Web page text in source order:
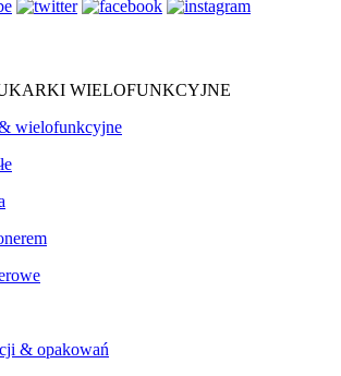
WIELOFUNKCYJNE
wielofunkcyjne
& opakowań